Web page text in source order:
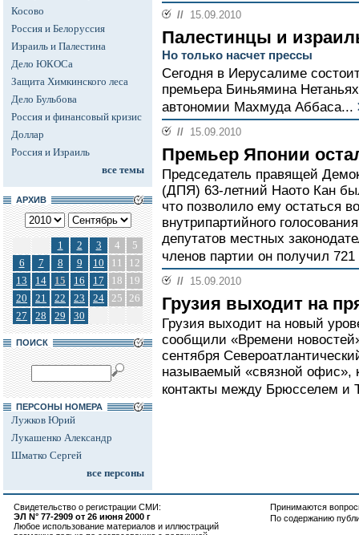
Косово
Россия и Белоруссия
Израиль и Палестина
Дело ЮКОСа
Защита Химкинского леса
Дело Бульбова
Россия и финансовый кризис
Доллар
Россия и Израиль
все темы
АРХИВ
1 2 3 4
5
6
7 8 9 10 11
12
13
14 15 16 17 18
19
20
21 22 23 24 25 26
27
28 29 30
ПОИСК
ПЕРСОНЫ НОМЕРА
Лужков Юрий
Лукашенко Александр
Шматко Сергей
все персоны
// 15.09.2010
Палестинцы и
Но только насчет прессы
Сегодня в Иерусалиме
премьера Биньямина
автономии Махмуда Аббаса...
// 15.09.2010
Премьер Японии
Председатель правящей
(ДПЯ) 63-летний Наото Кан
что позволило ему остаться
внутрипартийного
депутатов местных
членов партии он получил
// 15.09.2010
Грузия выходит на
Грузия выходит на новый
сообщили «Времени
сентября
называемый «связной офис»,
контакты между Брюсселем и
Свидетельство о регистрации СМИ:
ЭЛ N° 77-2909 от 26 июня 2000 г
Любое использование материалов и иллюстраций
Принимаются
По содержанию